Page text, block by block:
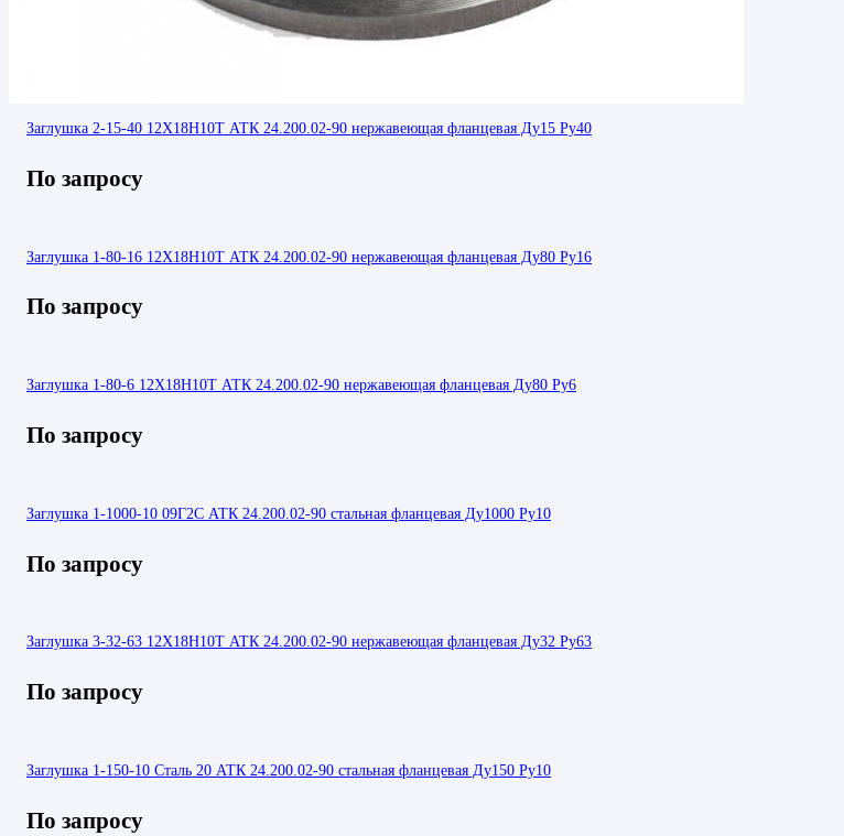
Заглушка 2-15-40 12Х18Н10Т АТК 24.200.02-90 нержавеющая фланцевая Ду15 Ру40
По запросу
Заглушка 1-80-16 12Х18Н10Т АТК 24.200.02-90 нержавеющая фланцевая Ду80 Ру16
По запросу
Заглушка 1-80-6 12Х18Н10Т АТК 24.200.02-90 нержавеющая фланцевая Ду80 Ру6
По запросу
Заглушка 1-1000-10 09Г2С АТК 24.200.02-90 стальная фланцевая Ду1000 Ру10
По запросу
Заглушка 3-32-63 12Х18Н10Т АТК 24.200.02-90 нержавеющая фланцевая Ду32 Ру63
По запросу
Заглушка 1-150-10 Сталь 20 АТК 24.200.02-90 стальная фланцевая Ду150 Ру10
По запросу